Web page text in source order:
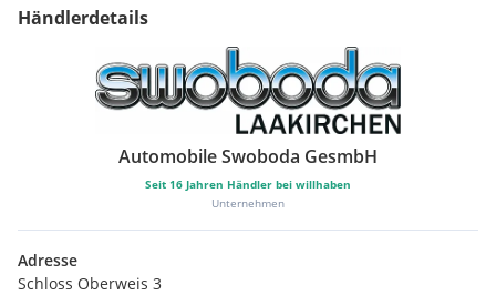
Händlerdetails
Automobile Swoboda GesmbH
Seit 16 Jahren Händler bei willhaben
Unternehmen
Adresse
Schloss Oberweis 3